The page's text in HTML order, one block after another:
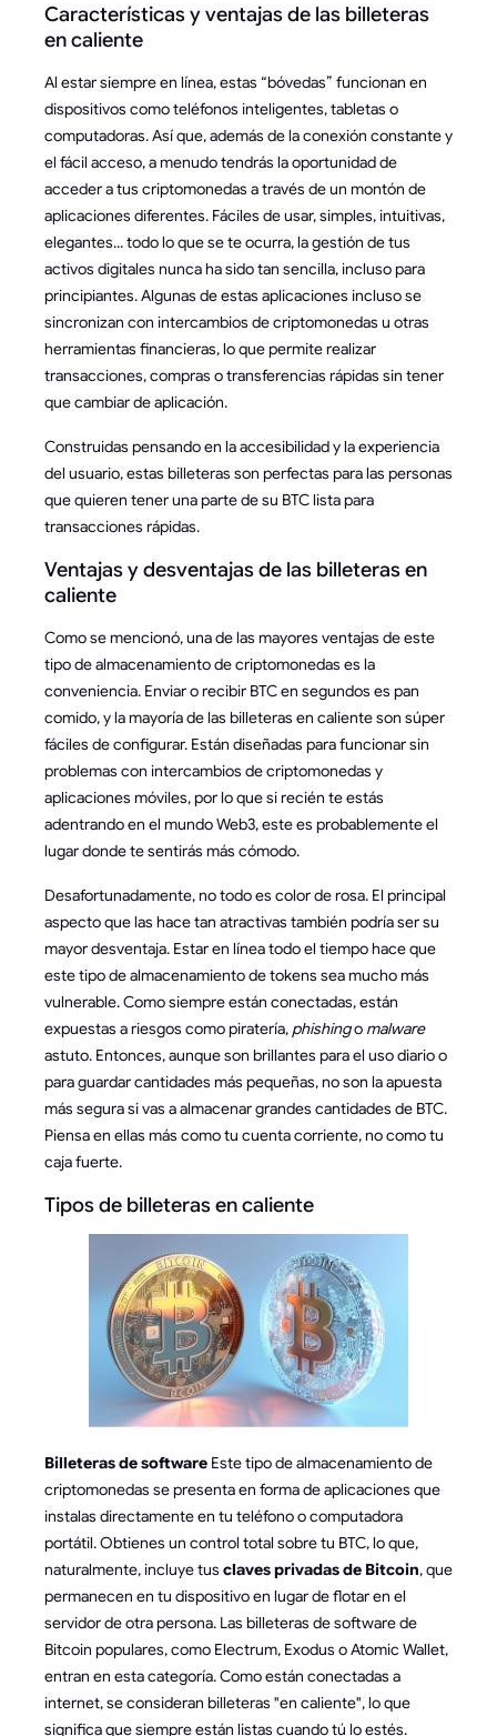
Características y ventajas de las billeteras
en caliente
Al estar siempre en línea, estas “bóvedas” funcionan en
dispositivos como teléfonos inteligentes, tabletas o
computadoras. Así que, además de la conexión constante y
el fácil acceso, a menudo tendrás la oportunidad de
acceder a tus criptomonedas a través de un montón de
aplicaciones diferentes. Fáciles de usar, simples, intuitivas,
elegantes... todo lo que se te ocurra, la gestión de tus
activos digitales nunca ha sido tan sencilla, incluso para
principiantes. Algunas de estas aplicaciones incluso se
sincronizan con intercambios de criptomonedas u otras
herramientas financieras, lo que permite realizar
transacciones, compras o transferencias rápidas sin tener
que cambiar de aplicación.
Construidas pensando en la accesibilidad y la experiencia
del usuario, estas billeteras son perfectas para las personas
que quieren tener una parte de su BTC lista para
transacciones rápidas.
Ventajas y desventajas de las billeteras en
caliente
Como se mencionó, una de las mayores ventajas de este
tipo de almacenamiento de criptomonedas es la
conveniencia. Enviar o recibir BTC en segundos es pan
comido, y la mayoría de las billeteras en caliente son súper
fáciles de configurar. Están diseñadas para funcionar sin
problemas con intercambios de criptomonedas y
aplicaciones móviles, por lo que si recién te estás
adentrando en el mundo Web3, este es probablemente el
lugar donde te sentirás más cómodo.
Desafortunadamente, no todo es color de rosa. El principal
aspecto que las hace tan atractivas también podría ser su
mayor desventaja. Estar en línea todo el tiempo hace que
este tipo de almacenamiento de tokens sea mucho más
vulnerable. Como siempre están conectadas, están
expuestas a riesgos como piratería, phishingo malware
astuto. Entonces, aunque son brillantes para el uso diario o
para guardar cantidades más pequeñas, no son la apuesta
más segura si vas a almacenar grandes cantidades de BTC.
Piensa en ellas más como tu cuenta corriente, no como tu
caja fuerte.
Tipos de billeteras en caliente
Billeteras de software Este tipo de almacenamiento de
criptomonedas se presenta en forma de aplicaciones que
instalas directamente en tu teléfono o computadora
portátil. Obtienes un control total sobre tu BTC, lo que,
naturalmente, incluye tus claves privadas de Bitcoin, que
permanecen en tu dispositivo en lugar de flotar en el
servidor de otra persona. Las billeteras de software de
Bitcoin populares, como Electrum, Exodus o Atomic Wallet,
entran en esta categoría. Como están conectadas a
internet, se consideran billeteras "en caliente", lo que
significa que siempre están listas cuando tú lo estés.